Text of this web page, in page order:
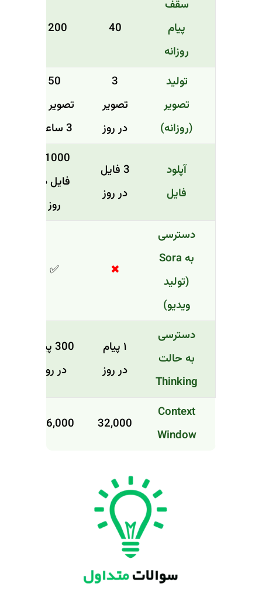
سقف
پیام
روزانه
40
1200
تولید
تصویر
(روزانه)
3
تصویر
در روز
50
تصویر هر
3 ساعت
آپلود
فایل
3 فایل
در روز
فایل در
روز
دسترسی
به Sora
(تولید
ویدیو)
✖
✅
دسترسی
به حالت
Thinking
۱ پیام
در روز
300 پیام
در روز
Context
Window
32,000
196,000